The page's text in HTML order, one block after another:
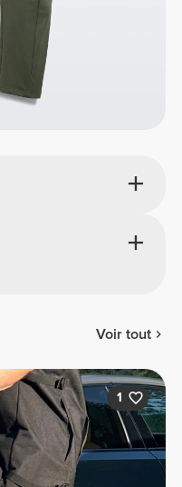
Voir tout
1